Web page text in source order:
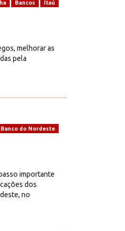
Bancos Itaú
melhorar as
pela
Banco do Nordeste
importante
dos
no